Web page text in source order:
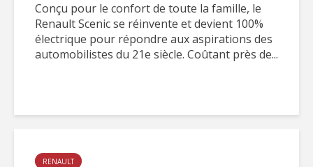
Conçu pour le confort de toute la famille, le
Renault Scenic se réinvente et devient 100%
électrique pour répondre aux aspirations des
automobilistes du 21e siècle. Coûtant près de...
RENAULT